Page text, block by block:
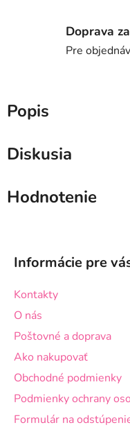
Doprava
Pre
Popis
Diskusia
Hodnotenie
Informácie pre
Kontakty
O nás
Poštovné a doprava
Ako nakupovať
Obchodné podmienky
Podmienky ochrany
Formulár na